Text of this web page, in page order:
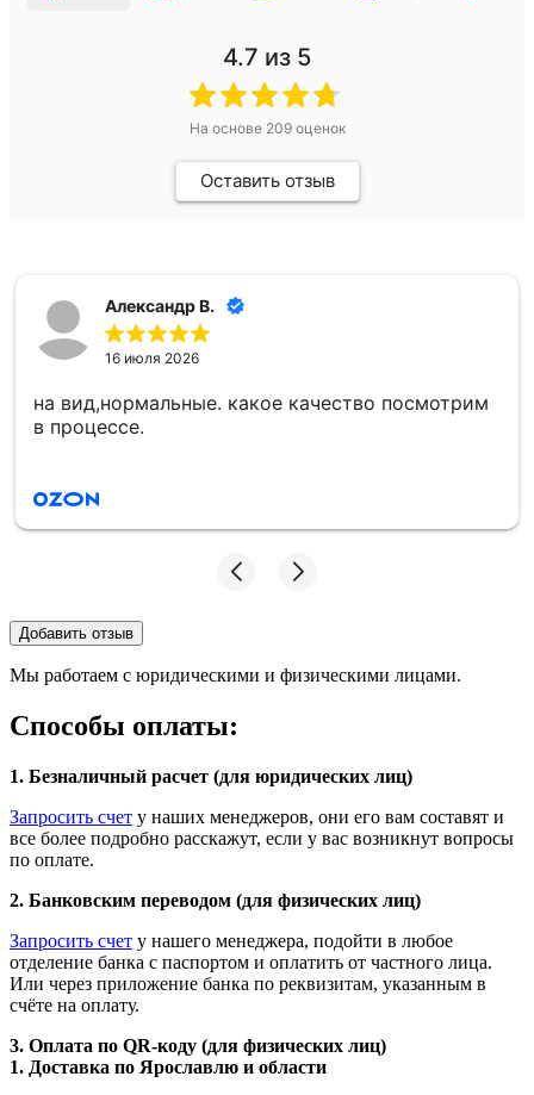
4.7 из 5
На основе 209оценок
Оставить отзыв
Александр В.
16 июля 2026
на вид,нормальные. какое качество посмотрим
в процессе.
Добавить отзыв
Мы работаем с юридическими и физическими лицами.
Способы оплаты:
1. Безналичный расчет (для юридических лиц)
Запросить счет у наших менеджеров, они его вам составят и
все более подробно расскажут, если у вас возникнут вопросы
по оплате.
2. Банковским переводом (для физических лиц)
Запросить счет у нашего менеджера, подойти в любое
отделение банка с паспортом и оплатить от частного лица.
Или через приложение банка по реквизитам, указанным в
счёте на оплату.
3. Оплата по QR-коду (для физических лиц)
1. Доставка по Ярославлю и области